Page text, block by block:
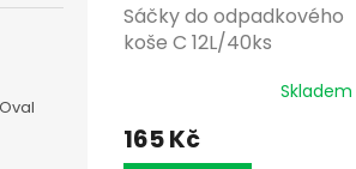
Sáčky do odpadkového
koše C 12L/40ks
Skladem
165 Kč